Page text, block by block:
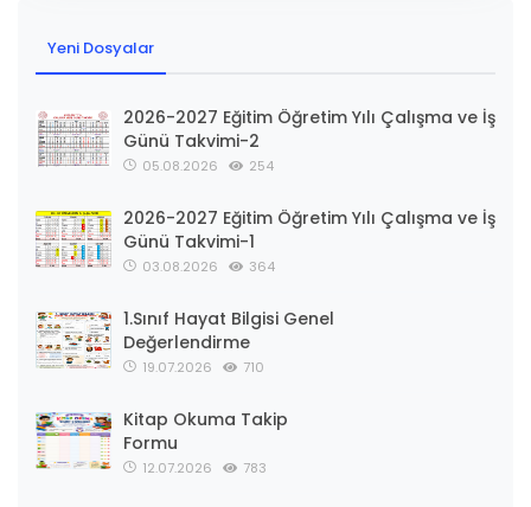
Yeni Dosyalar
2026-2027 Eğitim Öğretim Yılı Çalışma ve İş
Günü Takvimi-2
05.08.2026 254
2026-2027 Eğitim Öğretim Yılı Çalışma ve İş
Günü Takvimi-1
03.08.2026 364
1.Sınıf Hayat Bilgisi Genel
Değerlendirme
19.07.2026 710
Kitap Okuma Takip
Formu
12.07.2026 783